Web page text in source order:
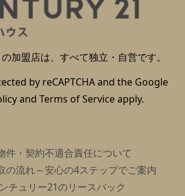
加盟店は、すべて独立・自営です。
by reCAPTCHA and the Google
and Terms of Serviceapply.
件・契約不適合責任について
の流れ～安心の4ステップでご案内
チュリー21のリースバック